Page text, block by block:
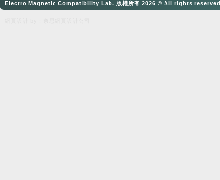
Electro Magnetic Compatibility Lab. 版權所有 2026 © All rights reserved